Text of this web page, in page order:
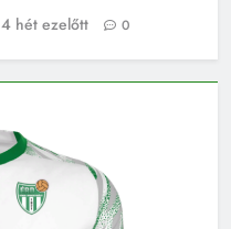
4 hét ezelőtt 0